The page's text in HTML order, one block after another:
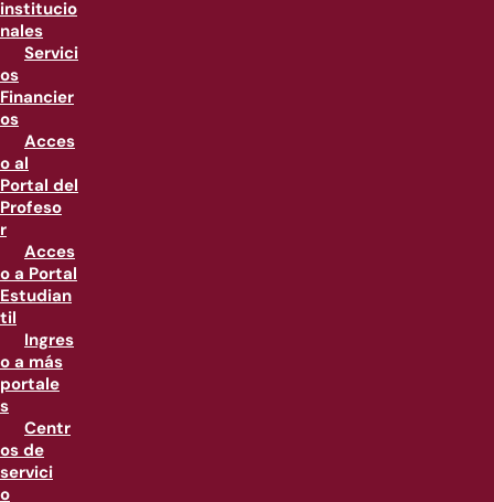
institucio
nales
Servici
os
Financier
os
Acces
o al
Portal del
Profeso
r
Acces
o a Portal
Estudian
til
Ingres
o a más
portale
s
Centr
os de
servici
o